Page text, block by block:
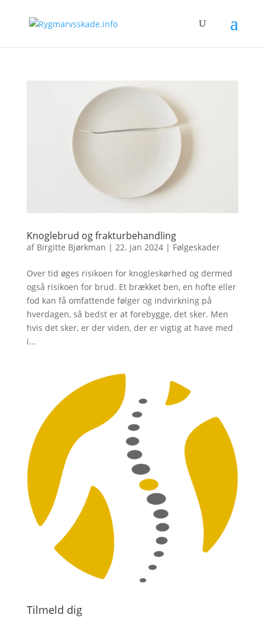
Knoglebrud og frakturbehandling
af Birgitte Bjørkman | 22. jan 2024| Følgeskader
Over tid øges risikoen for knogleskørhed og dermed
også risikoen for brud. Et brækket ben, en hofte eller
fod kan få omfattende følger og indvirkning på
hverdagen, så bedst er at forebygge, det sker. Men
hvis det sker, er der viden, der er vigtig at have med
i...
Tilmeld dig